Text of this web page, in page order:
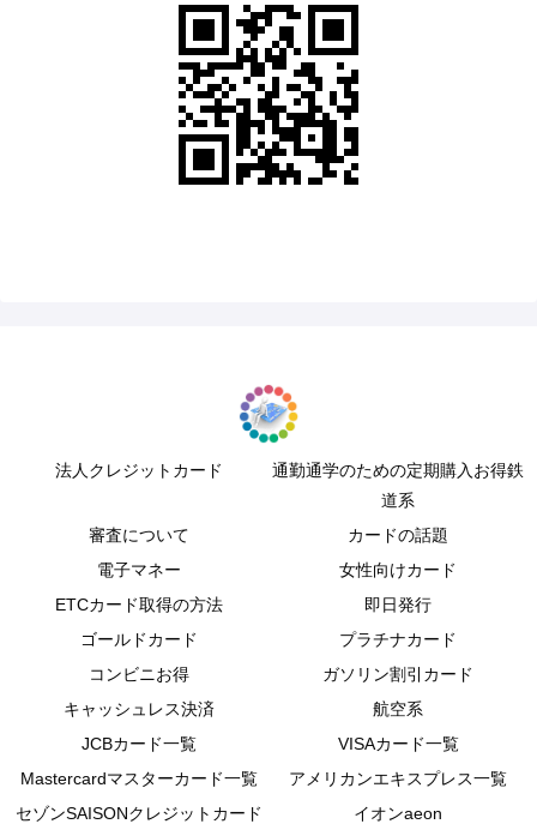
法人クレジットカード
通勤通学のための定期購入お得鉄
道系
審査について
カードの話題
電子マネー
女性向けカード
ETCカード取得の方法
即日発行
ゴールドカード
プラチナカード
コンビニお得
ガソリン割引カード
キャッシュレス決済
航空系
JCBカード一覧
VISAカード一覧
Mastercardマスターカード一覧
アメリカンエキスプレス一覧
セゾンSAISONクレジットカード
イオンaeon